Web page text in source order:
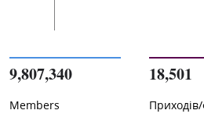
9,807,340
Members
18,501
Приходів/